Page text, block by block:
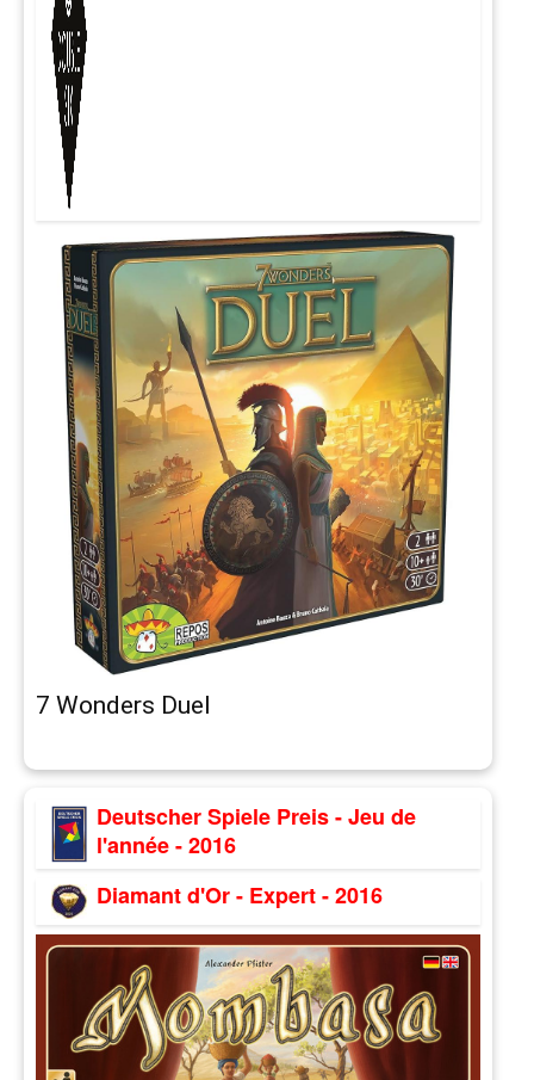
7 Wonders Duel
Deutscher Spiele Preis - Jeu de
l'année - 2016
Diamant d'Or - Expert - 2016